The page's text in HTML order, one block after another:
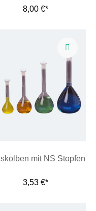
8,00 €*
mit NS Stopfen
3,53 €*